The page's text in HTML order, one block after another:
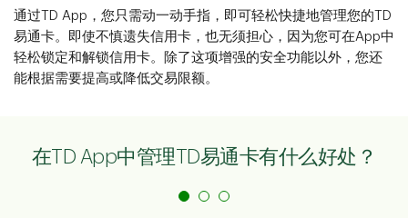
通过TD App，您只需动一动手指，即可轻松快捷地管理您的TD
易通卡。即使不慎遗失信用卡，也无须担心，因为您可在App中
轻松锁定和解锁信用卡。除了这项增强的安全功能以外，您还
能根据需要提高或降低交易限额。
在TD App中管理TD易通卡有什么好处？